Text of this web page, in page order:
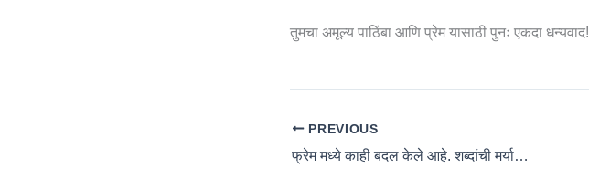
तुमचा अमूल्य पाठिंबा आणि प्रेम यासाठी पुनः एकदा धन्यवाद!
PREVIOUS
फ्रेम मध्ये काही बदल केले आहे. शब्दांची मर्यादा काढलेली आहे. टॉप फोटो मध्ये एका फोटो…